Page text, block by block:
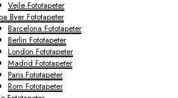
Vejle Fototapeter
Byer Fototapeter
Barcelona Fototapeter
Berlin Fototapeter
London Fototapeter
Madrid Fototapeter
Paris Fototapeter
Rom Fototapeter